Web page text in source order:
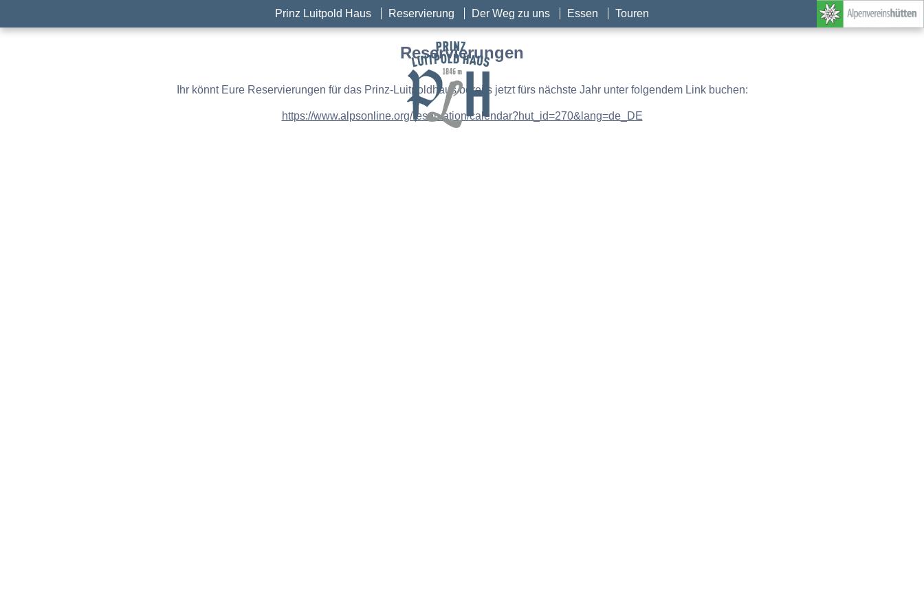
Prinz Luitpold Haus Reservierung Der Weg zu uns Essen Touren
Reservierungen
Ihr könnt Eure Reservierungen für das Prinz-Luitpoldhaus bereits jetzt fürs nächste Jahr unter folgendem Link buchen:
https://www.alpsonline.org/reservation/calendar?hut_id=270&lang=de_DE